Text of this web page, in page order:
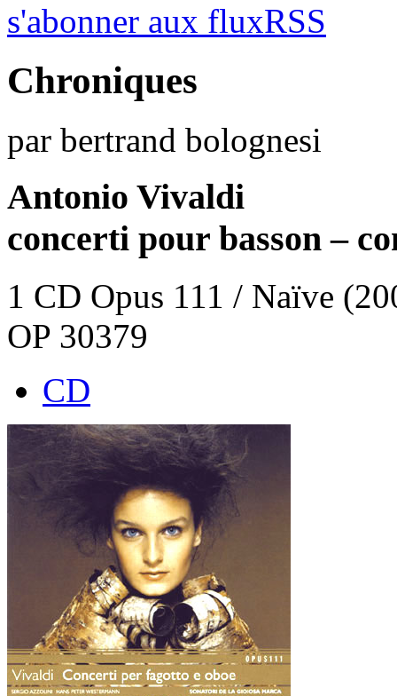
s'abonner aux fluxRSS
Chroniques
par bertrand bolognesi
Antonio Vivaldi
concerti pour basson –
1 CD Opus 111 / Naïve
OP 30379
CD